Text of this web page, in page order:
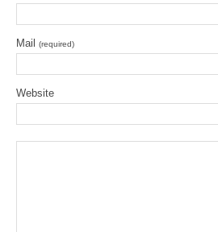
Mail (required)
Website